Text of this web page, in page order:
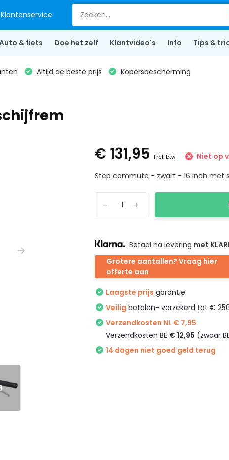
Klantenservice
& fiets Doe het zelf Klantvideo's Info Tips &
Altijd de beste prijs Kopersbescherming
€ 131,95 Incl. btw
Niet op
Step commute - zwart - 16 inch met
+
-
Betaal na levering met
Grotere aantallen? Vraag hier
offerte aan
Laagste prijs garantie
Veilig betalen- verzekerd tot €
Verzendkosten NL € 7,95
Verzendkosten BE € 12,95 (zwaar
14 dagen niet goed geld terug